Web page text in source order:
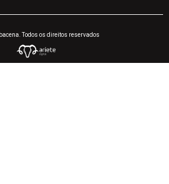
Todos os direitos reservados